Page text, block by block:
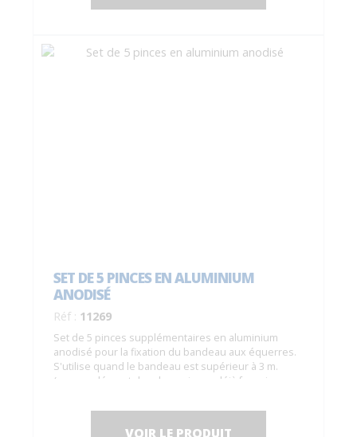
SET DE 5 PINCES EN ALUMINIUM
ANODISÉ
Réf : 11269
Set de 5 pinces supplémentaires en aluminium
anodisé pour la fixation du bandeau aux équerres.
S'utilise quand le bandeau est supérieur à 3 m.
(en complément des deux pinces déjà fournies
VOIR LE PRODUIT